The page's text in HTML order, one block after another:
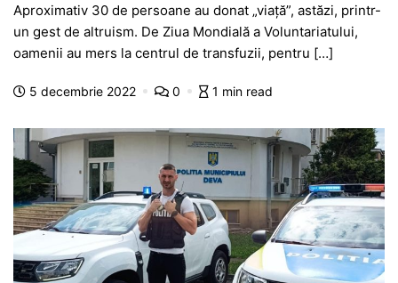
c
e
b
o
o
k
at
s
A
p
p
s
s
e
g
er
itt
er
e
gr
a
m
s
s
a
e
ta
je
a
z
ă
Aproximativ 30 de persoane au donat „viață”, astăzi, printr-
un gest de altruism. De Ziua Mondială a Voluntariatului,
oamenii au mers la centrul de transfuzii, pentru […]
5 decembrie 2022 0 1 min read